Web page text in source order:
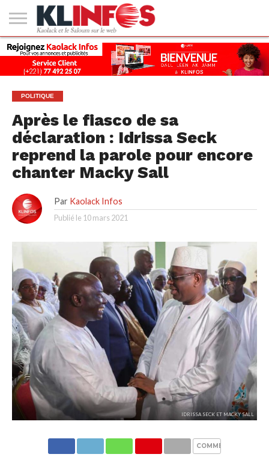
#2
(PAS
DE
TITRE)
KAOLACK
POLITIQUE
ECONOMIE
SOCIÉTÉ
CULTURE
PEOPLE
SPORT
SANTÉ
AFRIQUE
INTERNATIONAL
EMPLOI &
FORMATION
POLITIQUE
Après le fiasco de sa
déclaration : Idrissa Seck
reprend la parole pour encore
chanter Macky Sall
Par Kaolack Infos
Publié le 10 mars 2021
IDRISSA SECK ET MACKY SALL
COMMENTAIRES